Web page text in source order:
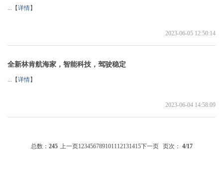
...【详情】
2023-06-05 12:50:14
全新林肯航海家，智能科技，驾驶稳定
...【详情】
2023-06-04 14:58:09
总数： 245 上一页123456789101112131415下一页 页次： 4/17